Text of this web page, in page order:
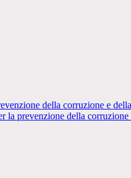
della corruzione e
la prevenzione della